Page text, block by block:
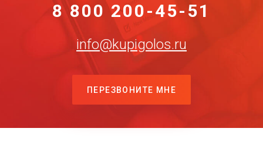
8 800 200-45-51
info@kupigolos.ru
ПЕРЕЗВОНИТЕ МНЕ